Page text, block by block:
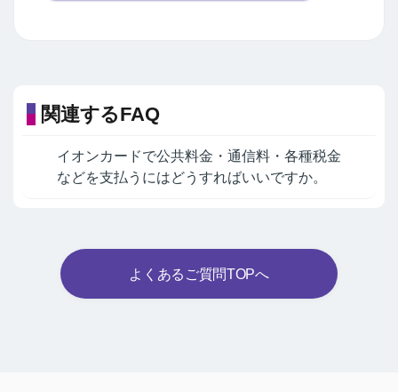
関連するFAQ
イオンカードで公共料金・通信料・各種税金
などを支払うにはどうすればいいですか。
よくあるご質問TOPへ